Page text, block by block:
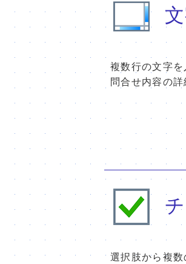
複数行の文字を
問合せ内容の詳
選択肢から複数